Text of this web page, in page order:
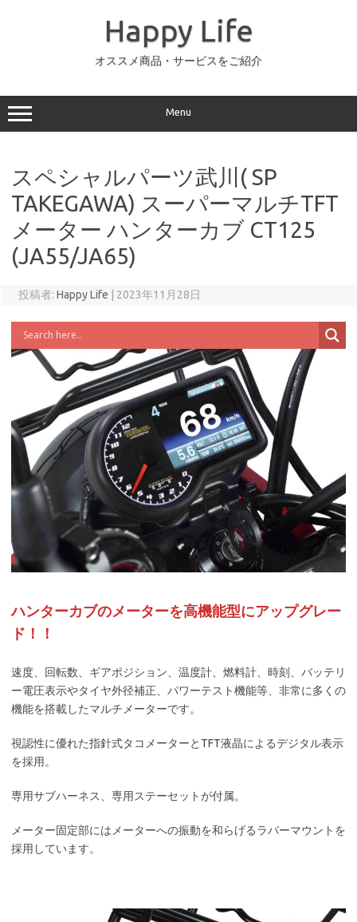
ッ
プ
Happy Life
オススメ商品・サービスをご紹介
Menu
スペシャルパーツ武川( SP
TAKEGAWA) スーパーマルチTFT
メーター ハンターカブ CT125
(JA55/JA65)
投稿者: Happy Life 2023年11月28日
ハンターカブのメーターを高機能型にアップグレー
ド！！
速度、回転数、ギアポジション、温度計、燃料計、時刻、バッテリ
ー電圧表示やタイヤ外径補正、パワーテスト機能等、非常に多くの
機能を搭載したマルチメーターです。
視認性に優れた指針式タコメーターとTFT液晶によるデジタル表示
を採用。
専用サブハーネス、専用ステーセットが付属。
メーター固定部にはメーターへの振動を和らげるラバーマウントを
採用しています。